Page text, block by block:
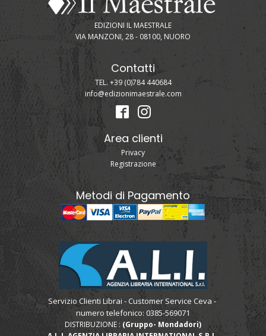
EDIZIONI IL MAESTRALE
VIA MANZONI, 28 - 08100, NUORO
Contatti
TEL. +39 (0)784 440684
info@edizionimaestrale.com
Area clienti
Privacy
Registrazione
Metodi di Pagamento
Servizio Clienti Librai - Customer Service Ceva -
numero telefonico: 0385-569071
DISTRIBUZIONE : (Gruppo- Mondadori)